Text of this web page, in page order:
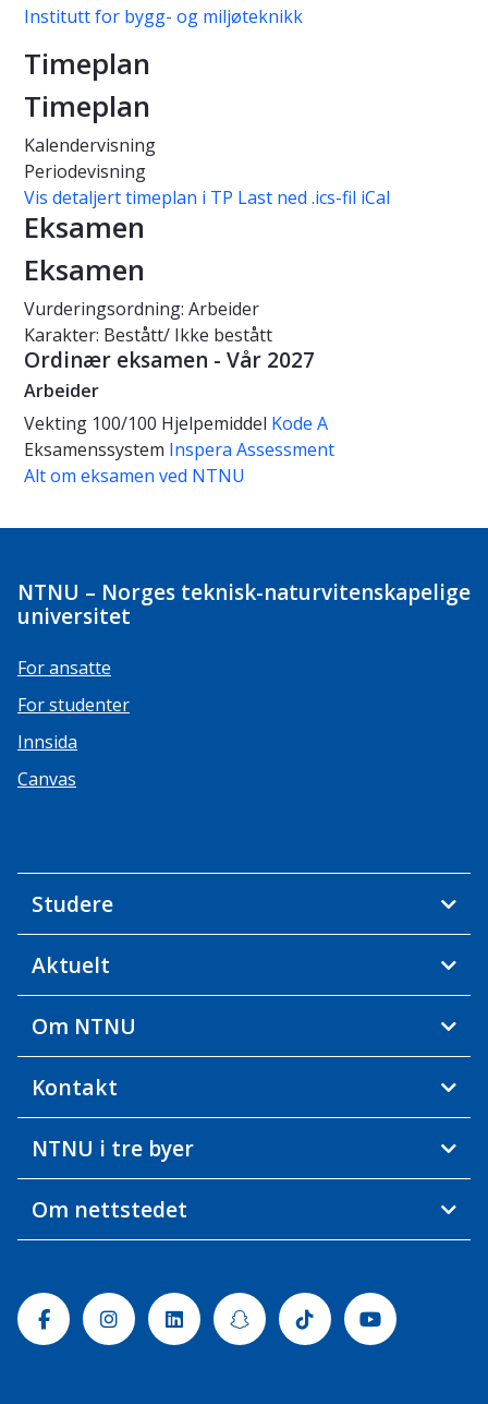
Institutt for bygg- og miljøteknikk
Timeplan
Timeplan
Kalendervisning
Periodevisning
Vis detaljert timeplan i TP Last ned .ics-fil iCal
Eksamen
Eksamen
Vurderingsordning: Arbeider
Karakter: Bestått/ Ikke bestått
Ordinær eksamen - Vår 2027
Arbeider
Vekting 100/100 Hjelpemiddel Kode A
Eksamenssystem Inspera Assessment
Alt om eksamen ved NTNU
NTNU – Norges teknisk-naturvitenskapelige
universitet
For ansatte
For studenter
Innsida
Canvas
Studere
Aktuelt
Om NTNU
Kontakt
NTNU i tre byer
Om nettstedet
FacebookInstagramLinkedinSnapchatTiktok Youtube